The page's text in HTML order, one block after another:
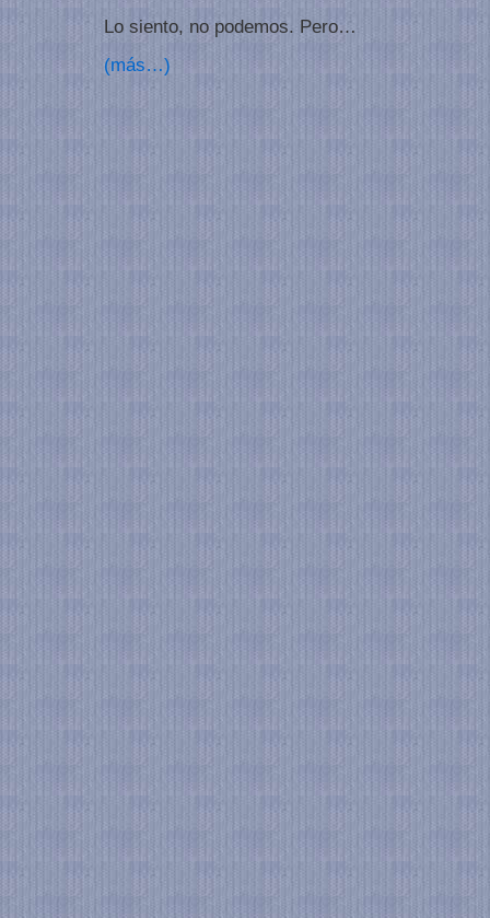
Lo siento, no podemos. Pero…
(más…)